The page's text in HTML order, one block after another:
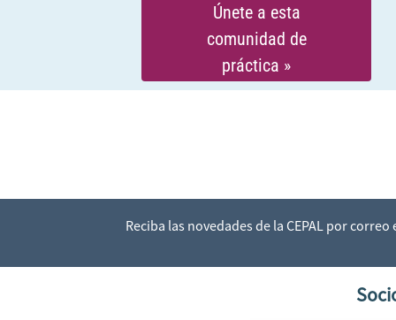
Únete a esta
comunidad de
práctica »
Reciba las novedades de la CEPAL por